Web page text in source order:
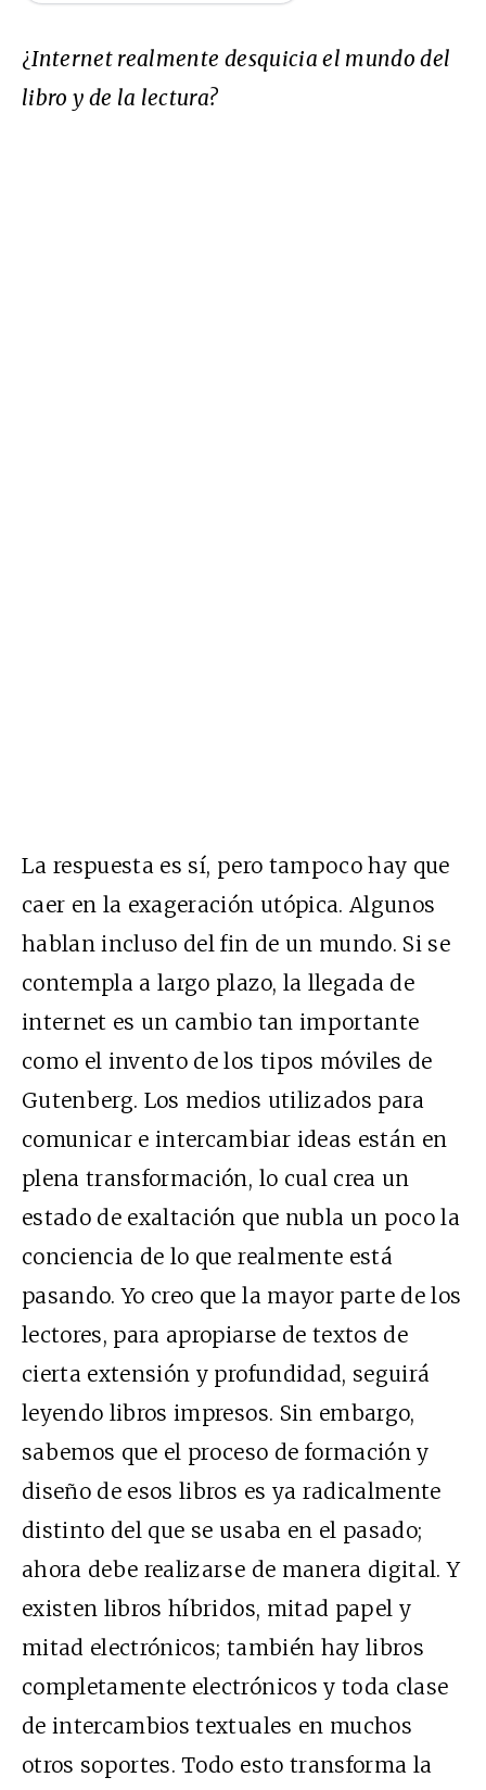
¿Internet realmente desquicia el mundo del
libro y de la lectura?
La respuesta es sí, pero tampoco hay que
caer en la exageración utópica. Algunos
hablan incluso del fin de un mundo. Si se
contempla a largo plazo, la llegada de
internet es un cambio tan importante
como el invento de los tipos móviles de
Gutenberg. Los medios utilizados para
comunicar e intercambiar ideas están en
plena transformación, lo cual crea un
estado de exaltación que nubla un poco la
conciencia de lo que realmente está
pasando. Yo creo que la mayor parte de los
lectores, para apropiarse de textos de
cierta extensión y profundidad, seguirá
leyendo libros impresos. Sin embargo,
sabemos que el proceso de formación y
diseño de esos libros es ya radicalmente
distinto del que se usaba en el pasado;
ahora debe realizarse de manera digital. Y
existen libros híbridos, mitad papel y
mitad electrónicos; también hay libros
completamente electrónicos y toda clase
de intercambios textuales en muchos
otros soportes. Todo esto transforma la